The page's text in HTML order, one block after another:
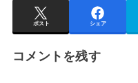
ポスト シェア
コメントを残す